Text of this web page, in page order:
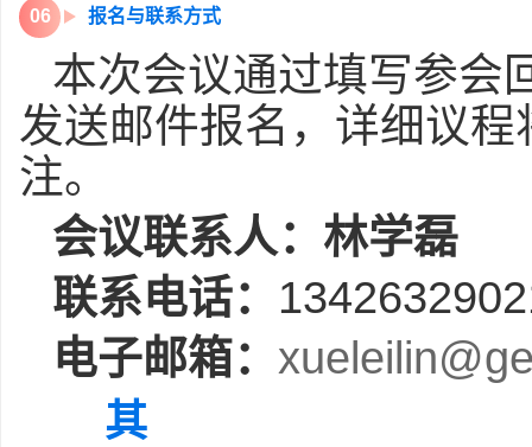
06 报名与联系方式
本次会议通过填写参会
发送邮件报名，详细议
注。
会议联系人： 林学磊
联系电话：
电子邮箱：
其